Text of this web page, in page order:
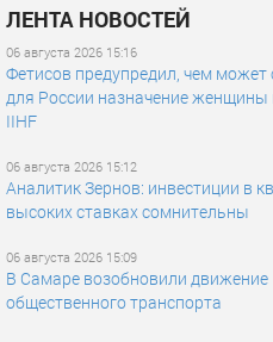
ЛЕНТА НОВОСТЕЙ
06 августа 2026 15:16
Фетисов предупредил, чем может
для России назначение женщины
IIHF
06 августа 2026 15:12
Аналитик Зернов: инвестиции в
высоких ставках сомнительны
06 августа 2026 15:09
В Самаре возобновили движение
общественного транспорта